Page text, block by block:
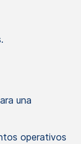
una
operativos